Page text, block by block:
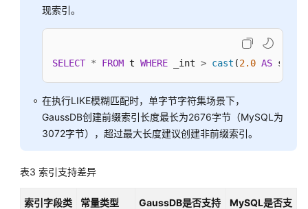
现索引。
SELECT * FROM t WHERE _int > cast (2.0 AS
在执行LIKE模糊匹配时，单字节字符集场景下，
GaussDB创建前缀索引长度最长为2676字节（MySQL为
3072字节），超过最大长度建议创建非前缀索引。
表3 索引支持差异
索引字段类
常量类型
GaussDB是否支持
MySQL是否支